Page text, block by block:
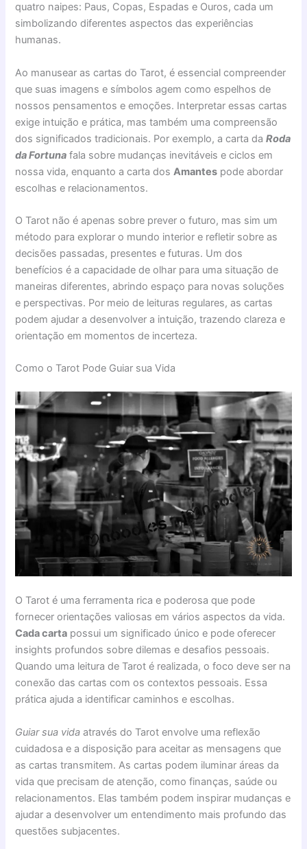
quatro naipes: Paus, Copas, Espadas e Ouros, cada um
simbolizando diferentes aspectos das experiências
humanas.
Ao manusear as cartas do Tarot, é essencial compreender
que suas imagens e símbolos agem como espelhos de
nossos pensamentos e emoções. Interpretar essas cartas
exige intuição e prática, mas também uma compreensão
dos significados tradicionais. Por exemplo, a carta daRoda
da Fortuna fala sobre mudanças inevitáveis e ciclos em
nossa vida, enquanto a carta dosAmantes pode abordar
escolhas e relacionamentos.
O Tarot não é apenas sobre prever o futuro, mas sim um
método para explorar o mundo interior e refletir sobre as
decisões passadas, presentes e futuras. Um dos
benefícios é a capacidade de olhar para uma situação de
maneiras diferentes, abrindo espaço para novas soluções
e perspectivas. Por meio de leituras regulares, as cartas
podem ajudar a desenvolver a intuição, trazendo clareza e
orientação em momentos de incerteza.
Como o Tarot Pode Guiar sua Vida
O Tarot é uma ferramenta rica e poderosa que pode
fornecer orientações valiosas em vários aspectos da vida.
Cada carta possui um significado único e pode oferecer
insights profundos sobre dilemas e desafios pessoais.
Quando uma leitura de Tarot é realizada, o foco deve ser na
conexão das cartas com os contextos pessoais. Essa
prática ajuda a identificar caminhos e escolhas.
Guiar sua vida através do Tarot envolve uma reflexão
cuidadosa e a disposição para aceitar as mensagens que
as cartas transmitem. As cartas podem iluminar áreas da
vida que precisam de atenção, como finanças, saúde ou
relacionamentos. Elas também podem inspirar mudanças e
ajudar a desenvolver um entendimento mais profundo das
questões subjacentes.